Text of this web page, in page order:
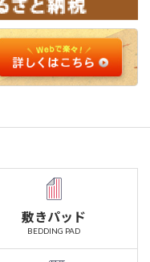
敷きパッド
BEDDING PAD